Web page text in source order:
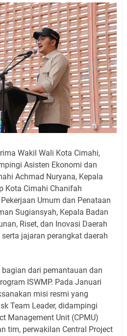
Wakil Wali Kota Cimahi,
Asisten Ekonomi dan
Achmad Nuryana, Kepala
Kota Cimahi Chanifah
Umum dan Penataan
Sugiansyah, Kepala Badan
Riset, dan Inovasi Daerah
jajaran perangkat daerah
dari pemantauan dan
ISWMP. Pada Januari
misi resmi yang
Team Leader, didampingi
Management Unit (CPMU)
tim, perwakilan Central Project